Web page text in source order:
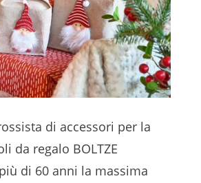
di accessori per la
da regalo BOLTZE
di 60 anni la massima